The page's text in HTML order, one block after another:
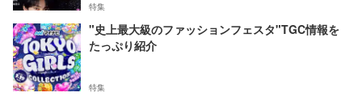
特集
"史上最大級のファッションフェスタ"TGC情報を
たっぷり紹介
特集